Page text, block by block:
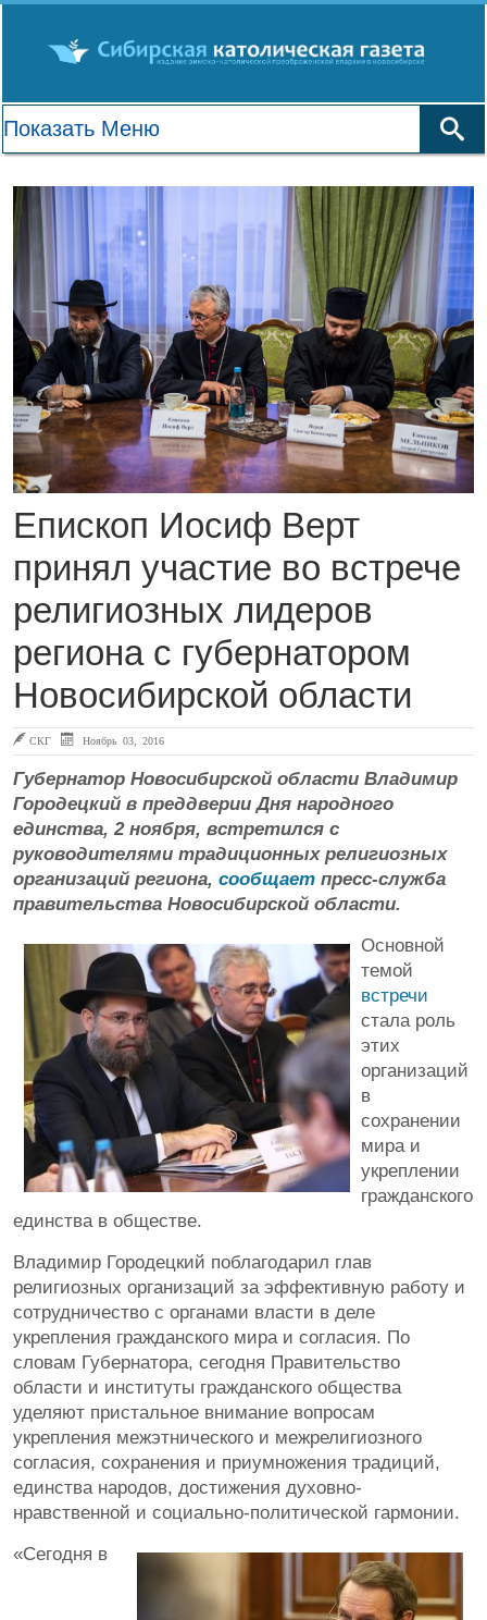
Епископ Иосиф Верт
принял участие во встрече
религиозных лидеров
региона с губернатором
Новосибирской области
СКГ Ноябрь 03, 2016
Губернатор Новосибирской области Владимир
Городецкий в преддверии Дня народного
единства, 2 ноября, встретился с
руководителями традиционных религиозных
организаций региона, сообщает пресс-служба
правительства Новосибирской области.
Основной
темой
встречи
стала роль
этих
организаций
в
сохранении
мира и
укреплении
гражданского
единства в обществе.
Владимир Городецкий поблагодарил глав
религиозных организаций за эффективную работу и
сотрудничество с органами власти в деле
укрепления гражданского мира и согласия. По
словам Губернатора, сегодня Правительство
области и институты гражданского общества
уделяют пристальное внимание вопросам
укрепления межэтнического и межрелигиозного
согласия, сохранения и приумножения традиций,
единства народов, достижения духовно-
нравственной и социально-политической гармонии.
«Сегодня в